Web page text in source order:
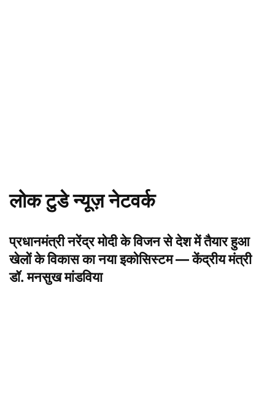
लोक टुडे न्यूज़ नेटवर्क
प्रधानमंत्री नरेंद्र मोदी के विजन से देश में तैयार हुआ
खेलों के विकास का नया इकोसिस्टम — केंद्रीय मंत्री
डॉ. मनसुख मांडविया